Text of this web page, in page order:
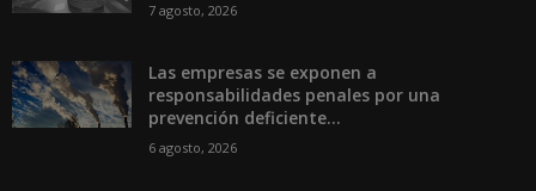
7 agosto, 2026
Las empresas se exponen a
responsabilidades penales por una
prevención deficiente...
6 agosto, 2026